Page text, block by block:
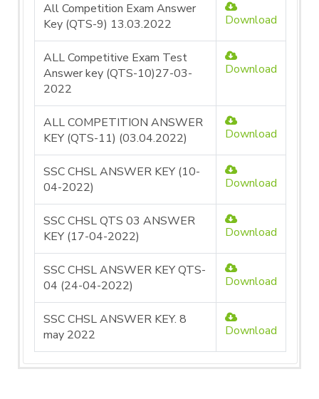
All Competition Exam Answer
Key (QTS-9) 13.03.2022
Download
ALL Competitive Exam Test
Answer key (QTS-10)27-03-
2022
Download
ALL COMPETITION ANSWER
KEY (QTS-11) (03.04.2022)
Download
SSC CHSL ANSWER KEY (10-
04-2022)
Download
SSC CHSL QTS 03 ANSWER
KEY (17-04-2022)
Download
SSC CHSL ANSWER KEY QTS-
04 (24-04-2022)
Download
SSC CHSL ANSWER KEY. 8
may 2022
Download